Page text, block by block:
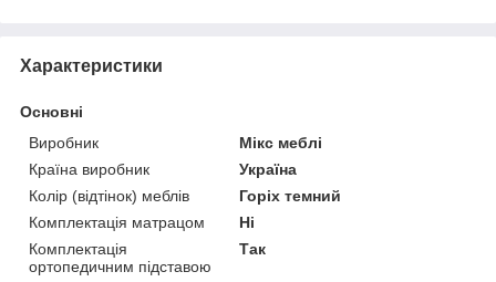
Характеристики
Основні
Виробник
Мікс меблі
Країна виробник
Україна
Колір (відтінок) меблів
Горіх темний
Комплектація матрацом
Ні
Комплектація
ортопедичним підставою
Так